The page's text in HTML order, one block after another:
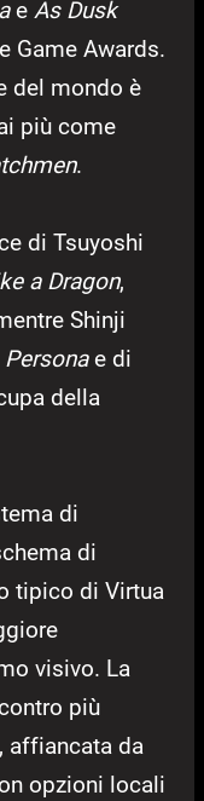
e As Dusk
Game Awards.
del mondo è
più come
.
di Tsuyoshi
a Dragon,
Shinji
Personae di
della
di
di
tipico di Virtua
visivo. La
più
affiancata da
opzioni locali